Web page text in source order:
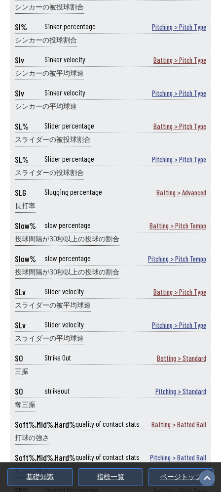
シンカーの被投球割合
SI% Sinker percentage Pitching > Pitch Type
シンカーの投球割合
SIv Sinker velocity Batting > Pitch Type
シンカーの被平均球速
SIv Sinker velocity Pitching > Pitch Type
シンカーの平均球速
SL% Slider percentage Batting > Pitch Type
スライダーの被投球割合
SL% Slider percentage Pitching > Pitch Type
スライダーの投球割合
SLG Slugging percentage Batting > Advanced
長打率
Slow% slow percentage Batting > Pitch Tempo
投球間隔が30秒以上の投球の割合
Slow% slow percentage Pitching > Pitch Tempo
投球間隔が30秒以上の投球の割合
SLv Slider velocity Batting > Pitch Type
スライダーの被平均球速
SLv Slider velocity Pitching > Pitch Type
スライダーの平均球速
SO Strike Out Batting > Standard
三振
SO strikeout Pitching > Standard
奪三振
Soft%,Mid%,Hard%quality of contact stats Batting > Batted Ball
打球の強さ
Soft%,Mid%,Hard%quality of contact stats Pitching > Batted Ball
打球の強さ
Special Percentage
基礎知識 指標一覧 ページトップ